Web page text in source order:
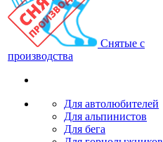
Снятые с
производства
Для автолюбителей
Для альпинистов
Для бега